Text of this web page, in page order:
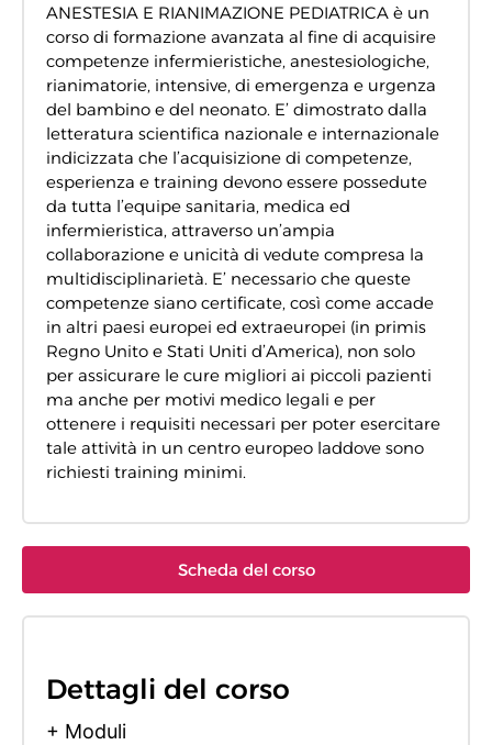
ANESTESIA E RIANIMAZIONE PEDIATRICA è un
corso di formazione avanzata al fine di acquisire
competenze infermieristiche, anestesiologiche,
rianimatorie, intensive, di emergenza e urgenza
del bambino e del neonato. E’ dimostrato dalla
letteratura scientifica nazionale e internazionale
indicizzata che l’acquisizione di competenze,
esperienza e training devono essere possedute
da tutta l’equipe sanitaria, medica ed
infermieristica, attraverso un’ampia
collaborazione e unicità di vedute compresa la
multidisciplinarietà. E’ necessario che queste
competenze siano certificate, così come accade
in altri paesi europei ed extraeuropei (in primis
Regno Unito e Stati Uniti d’America), non solo
per assicurare le cure migliori ai piccoli pazienti
ma anche per motivi medico legali e per
ottenere i requisiti necessari per poter esercitare
tale attività in un centro europeo laddove sono
richiesti training minimi.
Scheda del corso
Dettagli del corso
+ Moduli